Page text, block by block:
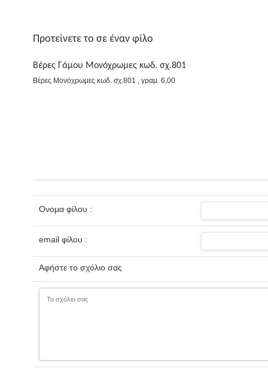
Προτείνετε το σε έναν φίλο
Βέρες Γάμου Μονόχρωμες κωδ. σχ.801
Βέρες Μονόχρωμες κωδ. σχ.801 , γραμ. 6,00
Ονομα φίλου :
email φίλου :
Αφήστε το σχόλιο σας